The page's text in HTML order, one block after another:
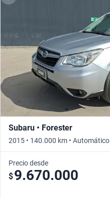
Subaru • Forester
2015 • 140.000 km • Automático
Precio desde
$9.670.000